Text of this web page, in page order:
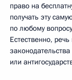
право на
получать эту
по любому
Естественно,
или